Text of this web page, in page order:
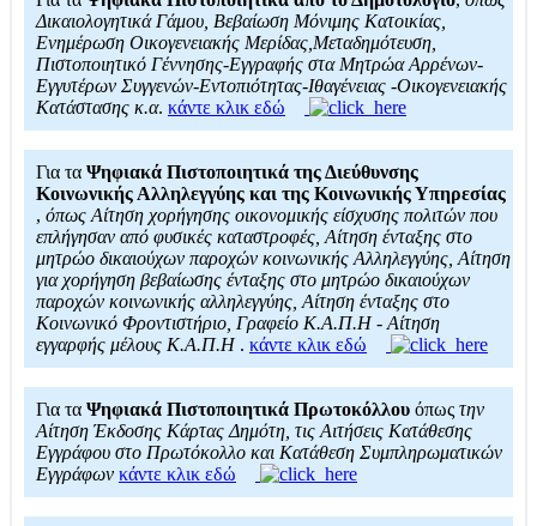
Δικαιολογητικά Γάμου, Βεβαίωση Μόνιμης Κατοικίας,
Ενημέρωση Οικογενειακής Μερίδας,Μεταδημότευση,
Πιστοποιητικό Γέννησης-Εγγραφής στα Μητρώα Αρρένων-
Εγγυτέρων Συγγενών-Εντοπιότητας-Ιθαγένειας -Οικογενειακής
Κατάστασης κ.α. κάντε κλικ εδώ
Για τα Ψηφιακά Πιστοποιητικά της Διεύθυνσης
Κοινωνικής Αλληλεγγύης και της Κοινωνικής Υπηρεσίας
, όπως Αίτηση χορήγησης οικονομικής είσχυσης πολιτών που
επλήγησαν από φυσικές καταστροφές, Αίτηση ένταξης στο
μητρώο δικαιούχων παροχών κοινωνικής Αλληλεγγύης, Αίτηση
για χορήγηση βεβαίωσης ένταξης στο μητρώο δικαιούχων
παροχών κοινωνικής αλληλεγγύης, Αίτηση ένταξης στο
Κοινωνικό Φροντιστήριο, Γραφείο Κ.Α.Π.Η - Αίτηση
εγγαρφής μέλους Κ.Α.Π.Η . κάντε κλικ εδώ
Για τα Ψηφιακά Πιστοποιητικά Πρωτοκόλλου όπως την
Αίτηση Έκδοσης Κάρτας Δημότη, τις Αιτήσεις Κατάθεσης
Εγγράφου στο Πρωτόκολλο και Κατάθεση Συμπληρωματικών
Εγγράφων κάντε κλικ εδώ